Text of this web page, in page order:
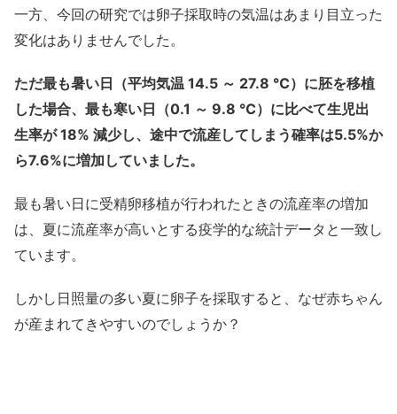
一方、今回の研究では卵子採取時の気温はあまり目立った
変化はありませんでした。
ただ最も暑い日（平均気温 14.5 ～ 27.8 ℃）に胚を移植
した場合、最も寒い日（0.1 ～ 9.8 ℃）に比べて生児出
生率が 18% 減少し、途中で流産してしまう確率は5.5%か
ら7.6%に増加していました。
最も暑い日に受精卵移植が行われたときの流産率の増加
は、夏に流産率が高いとする疫学的な統計データと一致し
ています。
しかし日照量の多い夏に卵子を採取すると、なぜ赤ちゃん
が産まれてきやすいのでしょうか？